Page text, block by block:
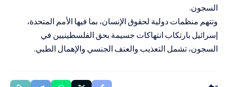
السجون.
وتتهم منظمات دولية لحقوق الإنسان، بما فيها الأمم المتحدة،
إسرائيل بارتكاب انتهاكات جسيمة بحق الفلسطينيين في
السجون، تشمل التعذيب والعنف الجنسي والإهمال الطبي.